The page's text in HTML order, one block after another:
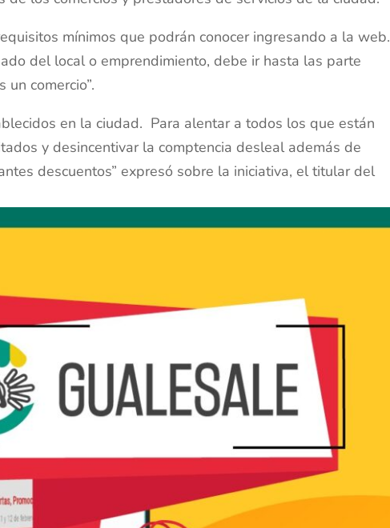
mínimos que podrán conocer ingresando a la web.
del local o emprendimiento, debe ir hasta las parte
comercio”.
en la ciudad. Para alentar a todos los que están
y desincentivar la comptencia desleal además de
descuentos” expresó sobre la iniciativa, el titular del